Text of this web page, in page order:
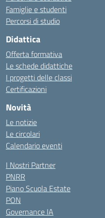
Famiglie e studenti
Percorsi di studio
Didattica
Offerta formativa
Le schede didattiche
I progetti delle classi
Certificazioni
Novità
Le notizie
Le circolari
Calendario eventi
I Nostri Partner
PNRR
Piano Scuola Estate
PON
Governance IA